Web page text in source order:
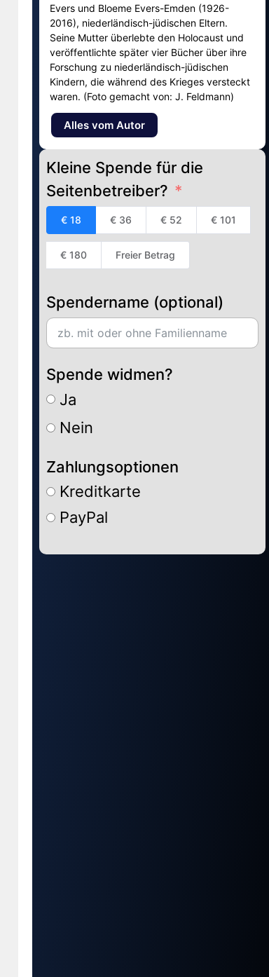
Evers und Bloeme Evers-Emden (1926-
2016), niederländisch-jüdischen Eltern.
Seine Mutter überlebte den Holocaust und
veröffentlichte später vier Bücher über ihre
Forschung zu niederländisch-jüdischen
Kindern, die während des Krieges versteckt
waren. (Foto gemacht von: J. Feldmann)
Alles vom Autor
Kleine Spende für die
Seitenbetreiber?
€ 18 € 36 € 52 € 101
€ 180 Freier Betrag
Spendername (optional)
Spende widmen?
Ja
Nein
Zahlungsoptionen
Kreditkarte
PayPal
Alternative: